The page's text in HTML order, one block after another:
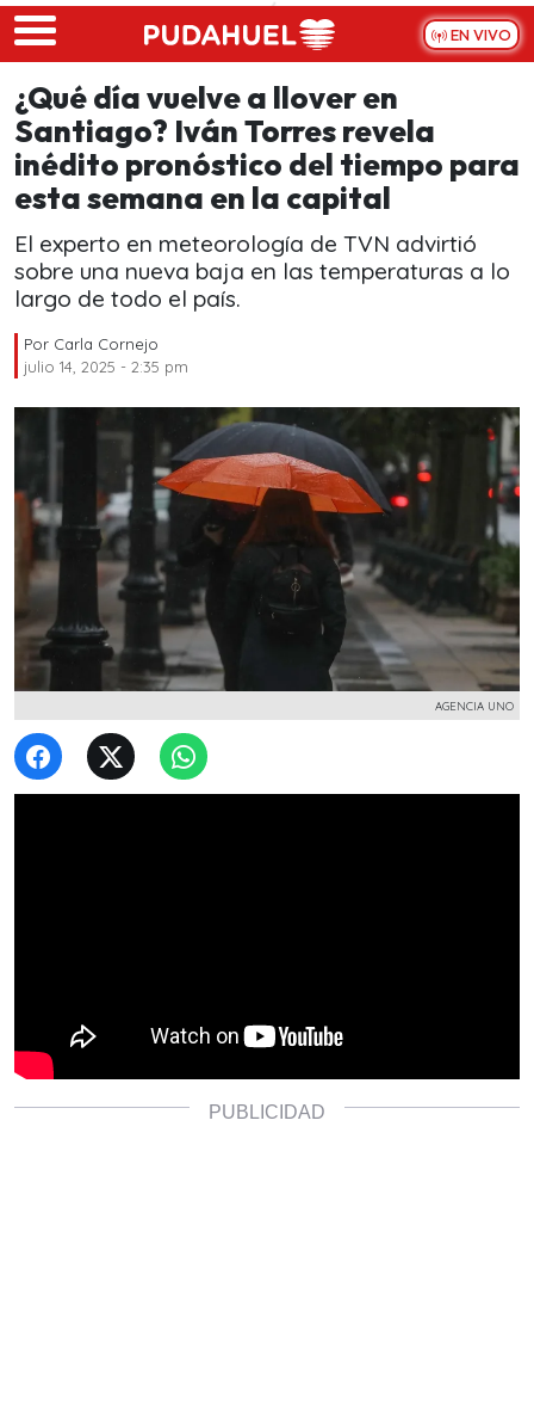
Skip to main content
EN VIVO
¿Qué día vuelve a llover en
Santiago? Iván Torres revela
inédito pronóstico del tiempo para
esta semana en la capital
El experto en meteorología de TVN advirtió
sobre una nueva baja en las temperaturas a lo
largo de todo el país.
Por Carla Cornejo
julio 14, 2025 - 2:35 pm
AGENCIA UNO